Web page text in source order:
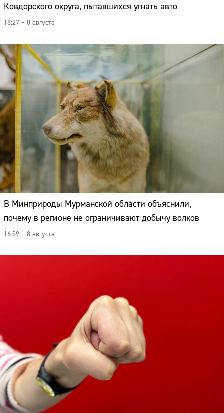
Ковдорского округа, пытавшихся угнать авто
18:27 – 8 августа
В Минприроды Мурманской области объяснили,
почему в регионе не ограничивают добычу волков
16:59 – 8 августа